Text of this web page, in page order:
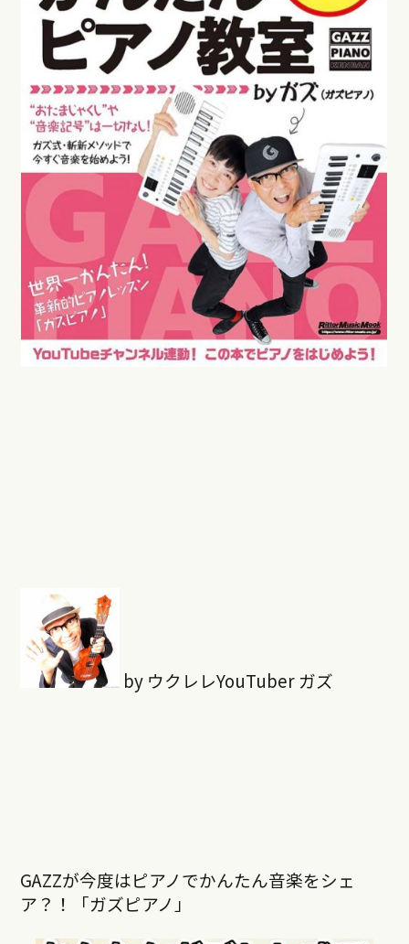
by ウクレレYouTuber ガズ
GAZZが今度はピアノでかんたん音楽をシェ
ア？！「ガズピアノ」